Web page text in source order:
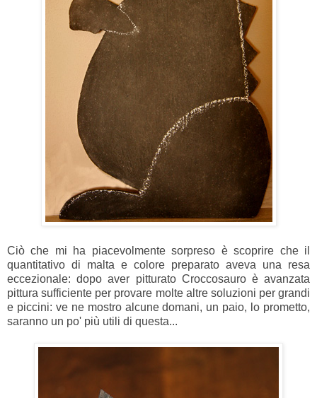
Ciò che mi ha piacevolmente sorpreso è scoprire che il
quantitativo di malta e colore preparato aveva una resa
eccezionale: dopo aver pitturato Croccosauro è avanzata
pittura sufficiente per provare molte altre soluzioni per grandi
e piccini: ve ne mostro alcune domani, un paio, lo prometto,
saranno un po' più utili di questa...